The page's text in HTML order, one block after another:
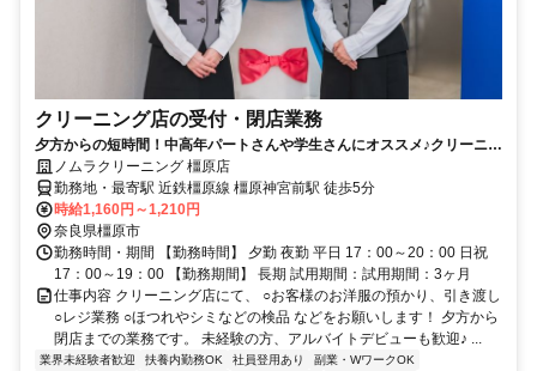
クリーニング店の受付・閉店業務
夕方からの短時間！中高年パートさんや学生さんにオススメ♪クリーニン
グ店での受付業務
ノムラクリーニング 橿原店
勤務地・最寄駅 近鉄橿原線 橿原神宮前駅 徒歩5分
時給1,160円～1,210円
奈良県橿原市
勤務時間・期間 【勤務時間】 夕勤 夜勤 平日 17：00～20：00 日祝
17：00～19：00 【勤務期間】 長期 試用期間：試用期間：3ヶ月
仕事内容 クリーニング店にて、 ○お客様のお洋服の預かり、引き渡し
○レジ業務 ○ほつれやシミなどの検品 などをお願いします！ 夕方から
閉店までの業務です。 未経験の方、アルバイトデビューも歓迎♪ ...
業界未経験者歓迎 扶養内勤務OK 社員登用あり
副業・WワークOK